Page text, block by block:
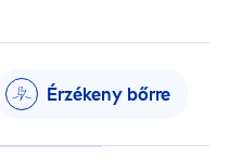
Érzékeny bőrre